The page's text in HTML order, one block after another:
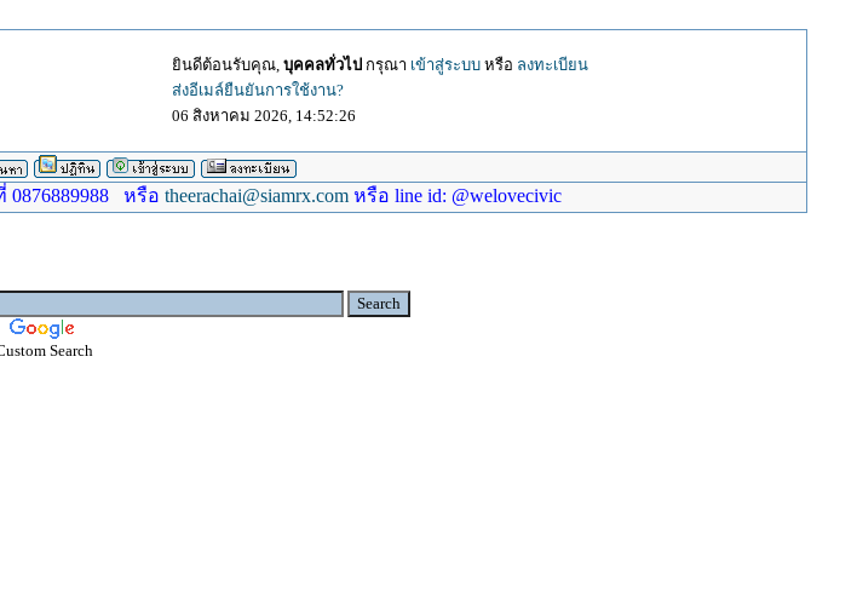
ยินดีต้อนรับคุณ, บุคคลทั่วไป กรุณา เข้าสู่ระบบหรือ ลงทะเบียน
ส่งอีเมล์ยืนยันการใช้งาน?
06 สิงหาคม 2026, 14:52:26
0876889988 หรือtheerachai@siamrx.com หรือ line id: @welovecivic
Search